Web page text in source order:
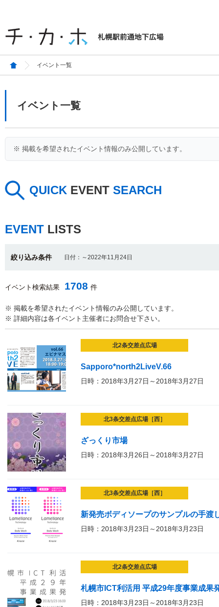
イベント一覧
イベント一覧
※ 掲載を希望されたイベント情報のみ公開しています。
QUICK EVENT SEARCH
EVENT LISTS
絞り込み条件 日付：～2022年11月24日
イベント検索結果 1708 件
※ 掲載を希望されたイベント情報のみ公開しています。
※ 詳細内容は各イベント主催者にお問合せ下さい。
北2条交差点広場
Sapporo*north2LiveV.66
日時：2018年3月27日～2018年3月27日
北3条交差点広場［西］
ざっくり市場
日時：2018年3月26日～2018年3月27日
北3条交差点広場［西］
新発売ボディソープのサンプルの手渡
日時：2018年3月23日～2018年3月23日
北2条交差点広場
札幌市ICT利活用 平成29年度事業成果
日時：2018年3月23日～2018年3月23日